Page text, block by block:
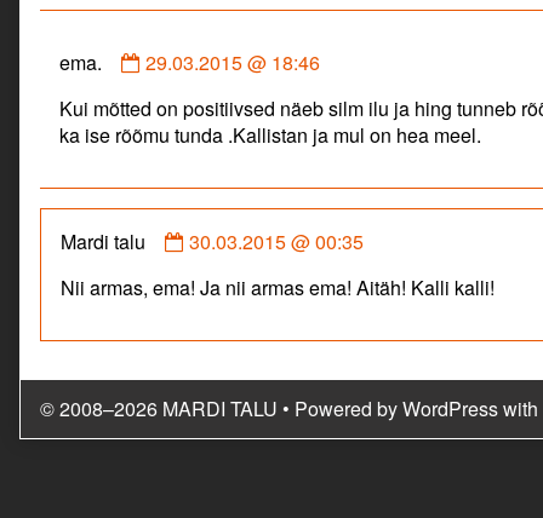
on
ema.
Comment
ema.
published
29.03.2015 @ 18:46
Kui mõtted on positiivsed näeb silm ilu ja hing tunneb
ka ise rõõmu tunda .Kallistan ja mul on hea meel.
Mardi talu
Comment
Mardi
published
30.03.2015 @ 00:35
Nii armas, ema! Ja nii armas ema! Aitäh! Kalli kalli!
© 2008–2026 MARDI TALU • Powered byWordPresswith